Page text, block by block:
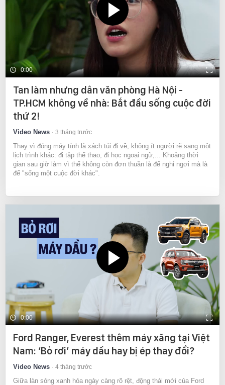
0:00
Tan làm nhưng dân văn phòng Hà Nội -
TP.HCM không về nhà: Bắt đầu sống cuộc đời
thứ 2!
Video News 3 tháng trước
Thay vì đóng máy tính là xách túi đi về, không ít người rẽ sang một
lịch trình khác: đi tập thể thao, đi học ngoại ngữ,... Khoảng thời
gian sau giờ làm vì thế không còn đơn thuần là để nghỉ ngơi mà là
để "sống một cuộc đời khác".
0:00
Ford Ranger, Everest thêm máy xăng tại Việt
Nam: ‘Bỏ rơi’ máy dầu hay bị ép thay đổi?
Video News 4 tháng trước
Giữa làn sóng xanh hóa ngày càng rõ rệt, động thái mới của Ford